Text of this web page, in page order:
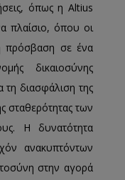
όπως η Altius
πλαίσιο, όπου οι
πρόσβαση σε ένα
δικαιοσύνης
τη διασφάλιση της
σταθερότητας των
Η δυνατότητα
ανακυπτόντων
στην αγορά